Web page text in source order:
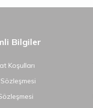
Bilgiler
Koşulları